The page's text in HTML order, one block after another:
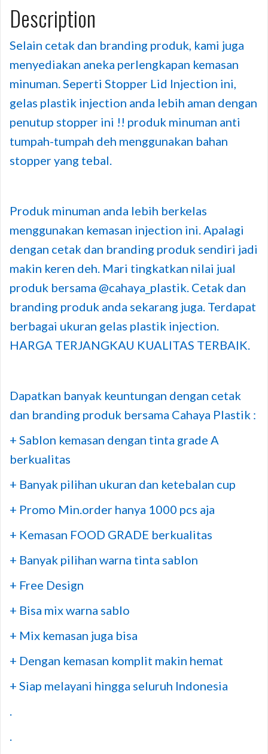
Description
Selain cetak dan branding produk, kami juga
menyediakan aneka perlengkapan kemasan
minuman. Seperti Stopper Lid Injection ini,
gelas plastik injection anda lebih aman dengan
penutup stopper ini !! produk minuman anti
tumpah-tumpah deh menggunakan bahan
stopper yang tebal.
Produk minuman anda lebih berkelas
menggunakan kemasan injection ini. Apalagi
dengan cetak dan branding produk sendiri jadi
makin keren deh. Mari tingkatkan nilai jual
produk bersama @cahaya_plastik. Cetak dan
branding produk anda sekarang juga. Terdapat
berbagai ukuran gelas plastik injection.
HARGA TERJANGKAU KUALITAS TERBAIK.
Dapatkan banyak keuntungan dengan cetak
dan branding produk bersama Cahaya Plastik :
+ Sablon kemasan dengan tinta grade A
berkualitas
+ Banyak pilihan ukuran dan ketebalan cup
+ Promo Min.order hanya 1000 pcs aja
+ Kemasan FOOD GRADE berkualitas
+ Banyak pilihan warna tinta sablon
+ Free Design
+ Bisa mix warna sablo
+ Mix kemasan juga bisa
+ Dengan kemasan komplit makin hemat
+ Siap melayani hingga seluruh Indonesia
.
.